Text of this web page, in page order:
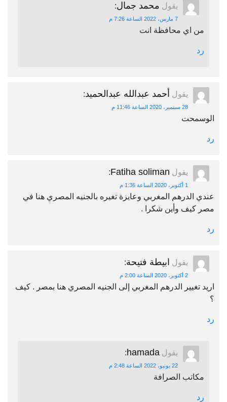
يقول محمد جمال:
7 مارس، 2022 الساعة 7:26 م
من اي محافظة انت
رد
يقول أحمد عبدالله عبدالحميد:
28 سبتمبر، 2020 الساعة 11:46 م
الوسمحت
رد
يقول Fatiha soliman
:
1 أكتوبر، 2020 الساعة 1:36 م
عندي الدرهم المغربي وعايزة تغيره بالجنيه المصري هنا في
مصر كيف وأين شكرا .
رد
يقول ابيطة فتيحة:
2 أكتوبر، 2020 الساعة 2:00 م
اريد تغيير الدرهم المغربي إلى الجنيه المصري هنا بمصر . كيف
؟
رد
يقول hamada
:
22 يونيو، 2022 الساعة 2:48 م
مكاتب الصرافة
رد